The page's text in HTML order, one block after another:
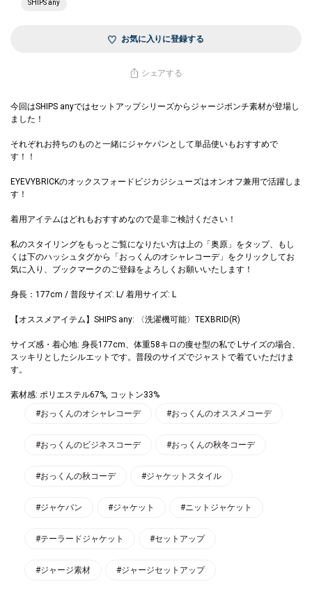
SHIPS any
お気に入りに登録する
シェアする
今回はSHIPS anyではセットアップシリーズからジャージポンチ素材が登場し
ました！
それぞれお持ちのものと一緒にジャケパンとして単品使いもおすすめで
す！！
EYEVYBRICKのオックスフォードビジカジシューズはオンオフ兼用で活躍しま
す！
着用アイテムはどれもおすすめなので是非ご検討ください！
私のスタイリングをもっとご覧になりたい方は上の「奥原」をタップ、もし
くは下のハッシュタグから「おっくんのオシャレコーデ」をクリックしてお
気に入り、ブックマークのご登録をよろしくお願いいたします！
身長：177cm / 普段サイズ: L/ 着用サイズ: L
【オススメアイテム】SHIPS any: 〈洗濯機可能〉TEXBRID(R)
サイズ感・着心地: 身長177cm、体重58キロの痩せ型の私で Lサイズの場合、
スッキリとしたシルエットです。普段のサイズでジャストで着ていただけま
す。
素材感: ポリエステル67%, コットン33%
#おっくんのオシャレコーデ
#おっくんのオススメコーデ
#おっくんのビジネスコーデ #おっくんの秋冬コーデ
#おっくんの秋コーデ #ジャケットスタイル
#ジャケパン #ジャケット #ニットジャケット
#テーラードジャケット #セットアップ
#ジャージ素材 #ジャージセットアップ